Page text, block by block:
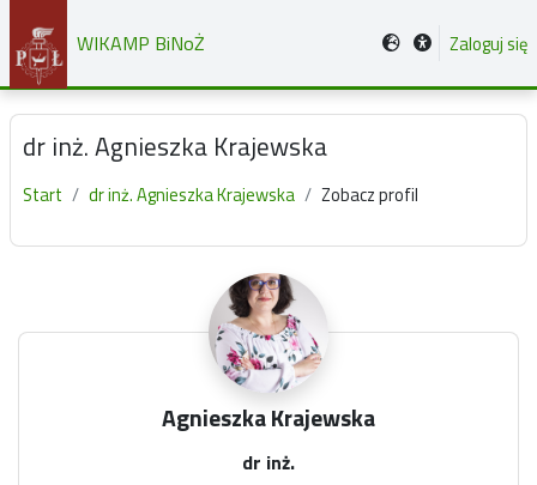
Przejdź do głównej zawartości
WIKAMP BiNoŻ Zaloguj się
dr inż. Agnieszka Krajewska
Start dr inż. Agnieszka Krajewska Zobacz profil
Agnieszka Krajewska
dr inż.